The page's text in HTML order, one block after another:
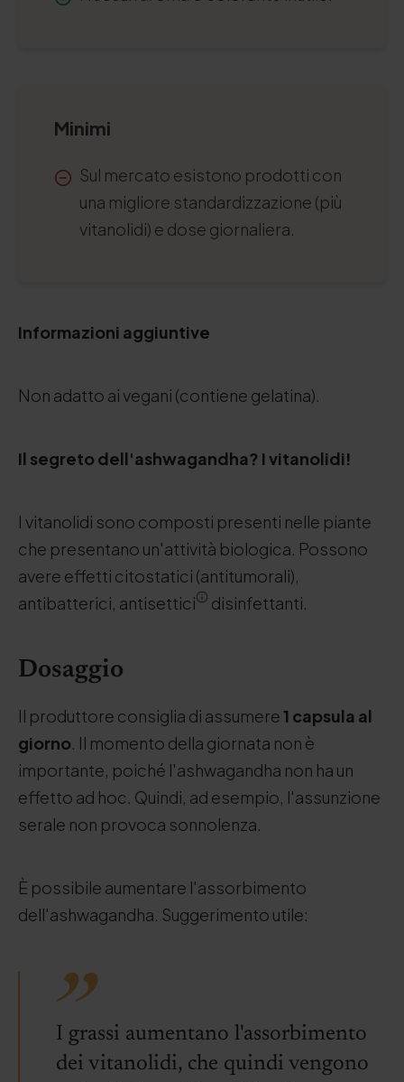
Minimi
Sul mercato esistono prodotti con
una migliore standardizzazione (più
vitanolidi) e dose giornaliera.
Informazioni aggiuntive
Non adatto ai vegani (contiene gelatina).
Il segreto dell'ashwagandha? I vitanolidi!
I vitanolidi sono composti presenti nelle piante
che presentano un'attività biologica. Possono
avere effetti citostatici (antitumorali),
antibatterici, antisettici
disinfettanti.
Dosaggio
Il produttore consiglia di assumere1 capsula al
giorno. Il momento della giornata non è
importante, poiché l'ashwagandha non ha un
effetto ad hoc. Quindi, ad esempio, l'assunzione
serale non provoca sonnolenza.
È possibile aumentare l'assorbimento
dell'ashwagandha. Suggerimento utile:
I grassi aumentano l'assorbimento
dei vitanolidi, che quindi vengono